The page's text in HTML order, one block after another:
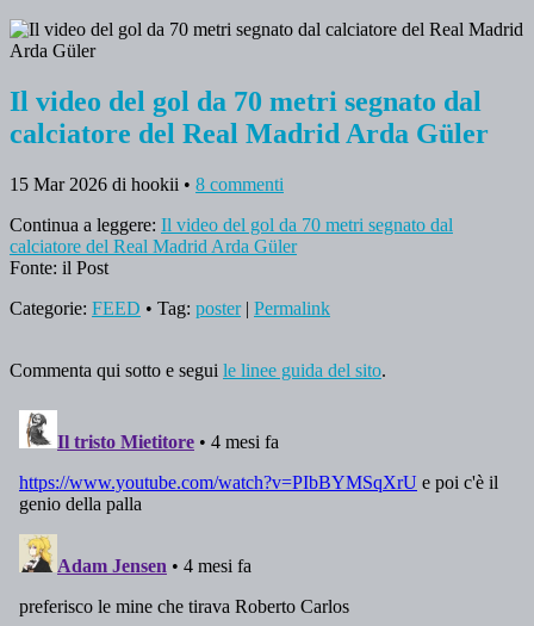
Il video del gol da 70 metri segnato dal
calciatore del Real Madrid Arda Güler
15 Mar 2026 di hookii • 8 commenti
Continua a leggere: Il video del gol da 70 metri segnato dal
calciatore del Real Madrid Arda Güler
Fonte: il Post
Categorie: FEED • Tag: poster| Permalink
Commenta qui sotto e segui le linee guida del sito.